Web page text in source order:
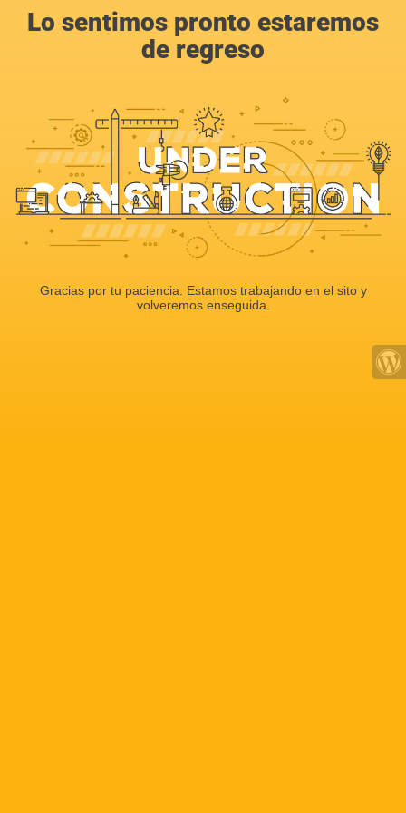
Lo sentimos pronto estaremos
de regreso
Gracias por tu paciencia. Estamos trabajando en el sito y
volveremos enseguida.